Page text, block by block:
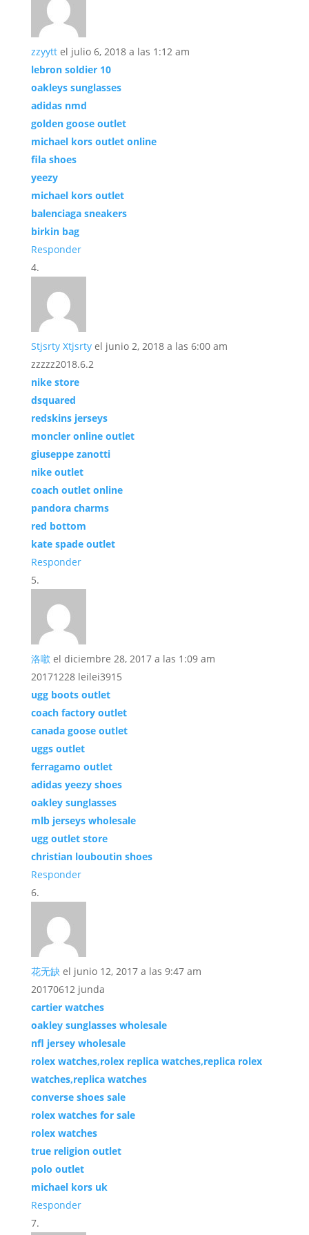
zzyytt el julio 6, 2018 a las 1:12 am
lebron soldier 10
oakleys sunglasses
adidas nmd
golden goose outlet
michael kors outlet online
fila shoes
yeezy
michael kors outlet
balenciaga sneakers
birkin bag
Responder
Stjsrty Xtjsrty el junio 2, 2018 a las 6:00 am
zzzzz2018.6.2
nike store
dsquared
redskins jerseys
moncler online outlet
giuseppe zanotti
nike outlet
coach outlet online
pandora charms
red bottom
kate spade outlet
Responder
洛噷 el diciembre 28, 2017 a las 1:09 am
20171228 leilei3915
ugg boots outlet
coach factory outlet
canada goose outlet
uggs outlet
ferragamo outlet
adidas yeezy shoes
oakley sunglasses
mlb jerseys wholesale
ugg outlet store
christian louboutin shoes
Responder
花无缺 el junio 12, 2017 a las 9:47 am
20170612 junda
cartier watches
oakley sunglasses wholesale
nfl jersey wholesale
rolex watches,rolex replica watches,replica rolex
watches,replica watches
converse shoes sale
rolex watches for sale
rolex watches
true religion outlet
polo outlet
michael kors uk
Responder